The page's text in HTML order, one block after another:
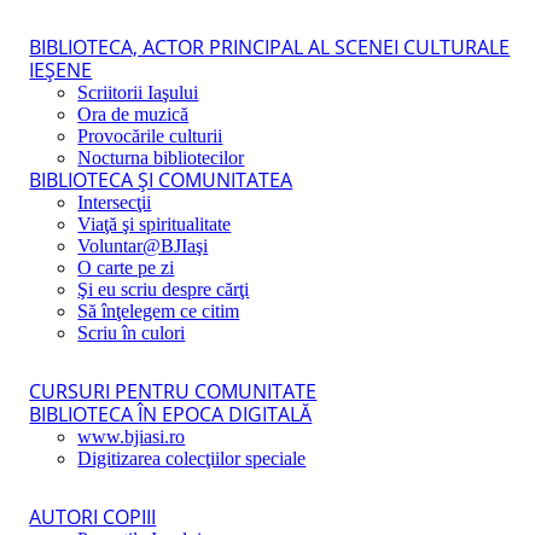
BIBLIOTECA, ACTOR PRINCIPAL AL SCENEI CULTURALE
IEŞENE
Scriitorii Iaşului
Ora de muzică
Provocările culturii
Nocturna bibliotecilor
BIBLIOTECA ŞI COMUNITATEA
Intersecţii
Viaţă şi spiritualitate
Voluntar@BJIaşi
O carte pe zi
Şi eu scriu despre cărţi
Să înţelegem ce citim
Scriu în culori
CURSURI PENTRU COMUNITATE
BIBLIOTECA ÎN EPOCA DIGITALĂ
www.bjiasi.ro
Digitizarea colecţiilor speciale
AUTORI COPIII